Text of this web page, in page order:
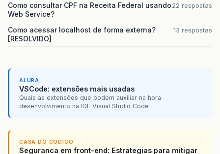
Como consultar CPF na Receita Federal usando
Web Service?
22 respostas
Como acessar localhost de forma externa?
[RESOLVIDO]
13 respostas
ALURA
VSCode: extensões mais usadas
Quais as extensões que podem auxiliar na hora
desenvolvimento na IDE Visual Studio Code
CASA DO CODIGO
Seguranca em front-end: Estrategias para mitigar